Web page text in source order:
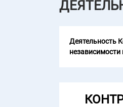
Деятельность
независимости